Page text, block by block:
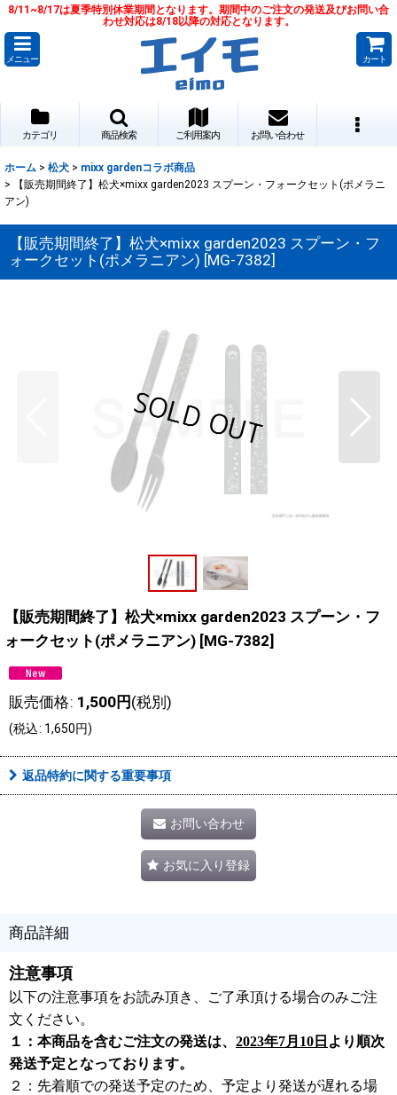
8/11~8/17は夏季特別休業期間となります。期間中のご注文の発送及びお問い合
わせ対応は8/18以降の対応となります。
メニュー カート
カテゴリ 商品検索 ご利用案内 お問い合わせ
ホーム > 松犬 > mixx gardenコラボ商品
>
【販売期間終了】松犬×mixx garden2023 スプーン・フォークセット(ポメラニ
アン)
【販売期間終了】松犬×mixx garden2023 スプーン・フ
ォークセット(ポメラニアン) [MG-7382]
【販売期間終了】松犬×mixx garden2023 スプーン・フ
ォークセット(ポメラニアン) [MG-7382]
販売価格: 1,500円 (税別)
(税込: 1,650円)
返品特約に関する重要事項
お問い合わせ
お気に入り登録
商品詳細
注意事項
以下の注意事項をお読み頂き、ご了承頂ける場合のみご注
文ください。
１：本商品を含むご注文の発送は、 2023年7月10日 より順次
発送予定となっております。
２：先着順での発送予定のため、予定より発送が遅れる場